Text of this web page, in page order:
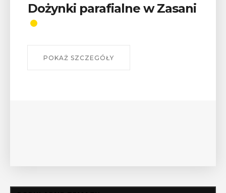
Dożynki parafialne w Zasani
POKAŻ SZCZEGÓŁY